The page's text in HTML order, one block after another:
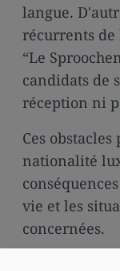
langue.
récurrents
“Le
candidats de
réception ni
Ces
nationalité
vie et les
concernées.